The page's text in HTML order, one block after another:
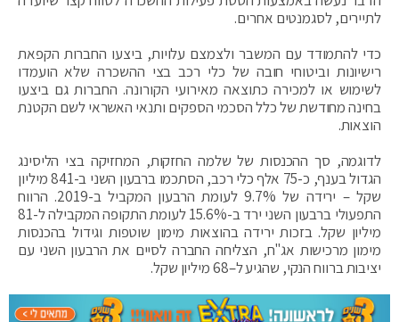
לתיירים, לסגמנטים אחרים.
כדי להתמודד עם המשבר ולצמצם עלויות, ביצעו החברות הקפאת
רישיונות וביטוחי חובה של כלי רכב בצי ההשכרה שלא הועמדו
לשימוש או למכירה כתוצאה מאירועי הקורונה. החברות גם ביצעו
בחינה מחודשת של כלל הסכמי הספקים ותנאי האשראי לשם הקטנת
הוצאות.
לדוגמה, סך ההכנסות של שלמה החזקות, המחזיקה בצי הליסינג
הגדול בענף, כ-75 אלף כלי רכב, הסתכמו ברבעון השני ב-841 מיליון
שקל – ירידה של 9.7% לעומת הרבעון המקביל ב-2019. הרווח
התפעולי ברבעון השני ירד ב-15.6% לעומת התקופה המקבילה ל-81
מיליון שקל. בזכות ירידה בהוצאות מימון שוטפות וגידול בהכנסות
מימון מרכישות אג"ח, הצליחה החברה לסיים את הרבעון השני עם
יציבות ברווח הנקי, שהגיע ל–68 מיליון שקל.